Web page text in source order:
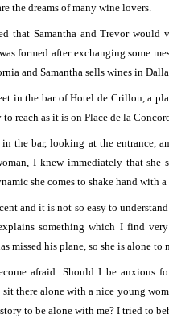
the dreams of many wine lovers.
that Samantha and Trevor would
formed after exchanging some
and Samantha sells wines in
in the bar of Hotel de Crillon, a
to reach as it is on Place de la
the bar, looking at the entrance,
I knew immediately that she
she comes to shake hand with
and it is not so easy to
something which I find
missed his plane, so she is alone to
afraid. Should I be anxious
there alone with a nice young
to be alone with me? I tried to